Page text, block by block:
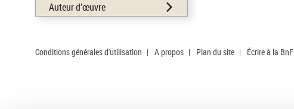
Auteur d’œuvre
Conditions générales d'utilisation | A propos | Plan du site | Écrire à la BnF